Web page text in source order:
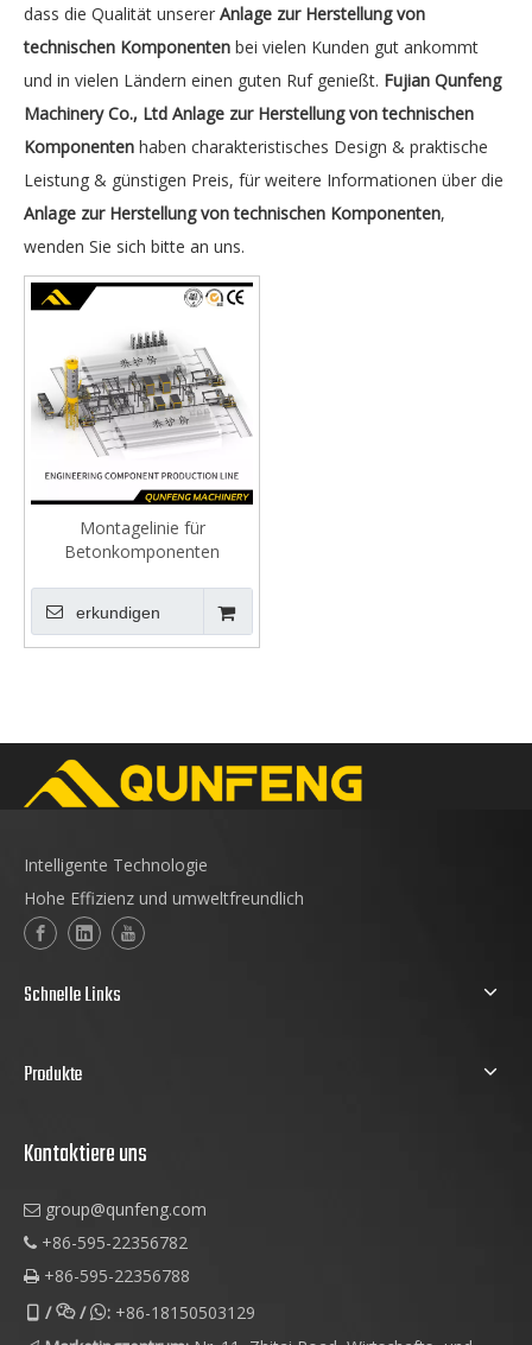
dass die Qualität unserer Anlage zur Herstellung von
technischen Komponenten bei vielen Kunden gut ankommt
und in vielen Ländern einen guten Ruf genießt. Fujian Qunfeng
Machinery Co., Ltd Anlage zur Herstellung von technischen
Komponenten haben charakteristisches Design & praktische
Leistung & günstigen Preis, für weitere Informationen über die
Anlage zur Herstellung von technischen Komponenten,
wenden Sie sich bitte an uns.
Montagelinie für
Betonkomponenten
erkundigen
Intelligente Technologie
Hohe Effizienz und umweltfreundlich
Schnelle Links
Produkte
Kontaktiere uns
 group@qunfeng.com
 +86-595-22356782
 +86-595-22356788
 //: +86-18150503129